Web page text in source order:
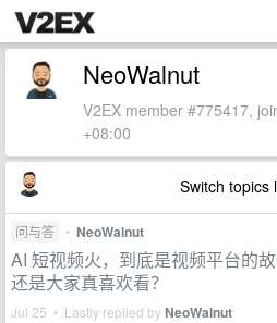
NeoWalnut
V2EX member #775417,
+08:00
Switch topics
问与答 • NeoWalnut
AI 短视频火，到底是视频平台的
还是大家真喜欢看？
Jul 25 • Lastly replied byNeoWalnut